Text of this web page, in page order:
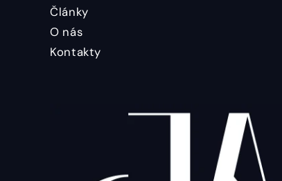
Články
O nás
Kontakty